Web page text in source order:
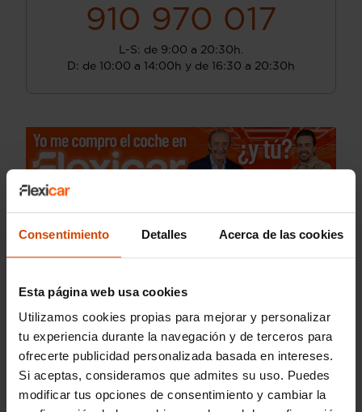
Consentimiento Detalles Acerca de las cookies
Esta página web usa cookies
Utilizamos cookies propias para mejorar y personalizar
tu experiencia durante la navegación y de terceros para
ofrecerte publicidad personalizada basada en intereses.
Si aceptas, consideramos que admites su uso. Puedes
modificar tus opciones de consentimiento y cambiar la
910 970 017
L-S: de 9:00 a 20:30h.
D: de 10:00 a 14:00h y de 16:30 a 20:30h